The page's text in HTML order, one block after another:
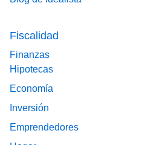
Fiscalidad
Finanzas
Hipotecas
Economía
Inversión
Emprendedores